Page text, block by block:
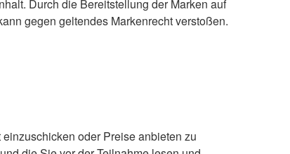
Durch die Bereitstellung der Marken auf
gegen geltendes Markenrecht verstoßen.
oder Preise anbieten zu